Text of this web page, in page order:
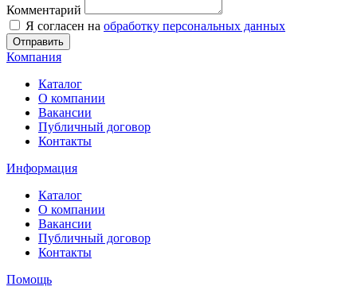
Комментарий
Я согласен на обработку персональных данных
Отправить
Компания
Каталог
О компании
Вакансии
Публичный договор
Контакты
Информация
Каталог
О компании
Вакансии
Публичный договор
Контакты
Помощь